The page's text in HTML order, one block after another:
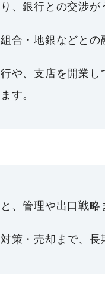
、銀行との交渉が
合・地銀などとの
や、支店を開業
す。
、管理や出口戦
策・売却まで、長